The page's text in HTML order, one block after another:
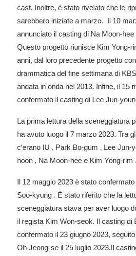
cast. Inoltre, è stato rivelato che le
sarebbero iniziate a marzo. Il 10
annunciato il casting di Na Moon-
Questo progetto riunisce Kim Yong-
anni, dal loro precedente progetto
drammatica del fine settimana di
andata in onda nel 2013. Infine, il 15
confermato il casting di Lee Jun-
La prima lettura della sceneggiatura
ha avuto luogo il 7 marzo 2023. Tra
c’erano IU , Park Bo-gum , Lee Jun-
hoon , Na Moon-hee e Kim Yong-rim .
Il 12 maggio 2023 è stato
Soo-kyung . È stato riferito che la
sceneggiatura stava per aver luogo
il regista Kim Won-seok. Il casting di
confermato il 23 giugno 2023,
Oh Jeong-se il 25 luglio 2023.Il